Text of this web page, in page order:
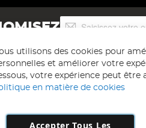
lettre
d’information
:
utilisons des cookies pour
et améliorer votre
votre expérience peut être
en matière de cookies
Accepter Tous Les